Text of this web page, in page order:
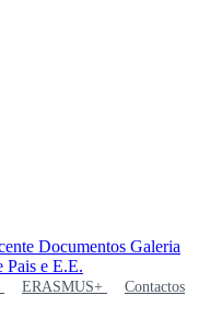
Documentos Galeria
Pais e E.E.
ERASMUS+ Contactos